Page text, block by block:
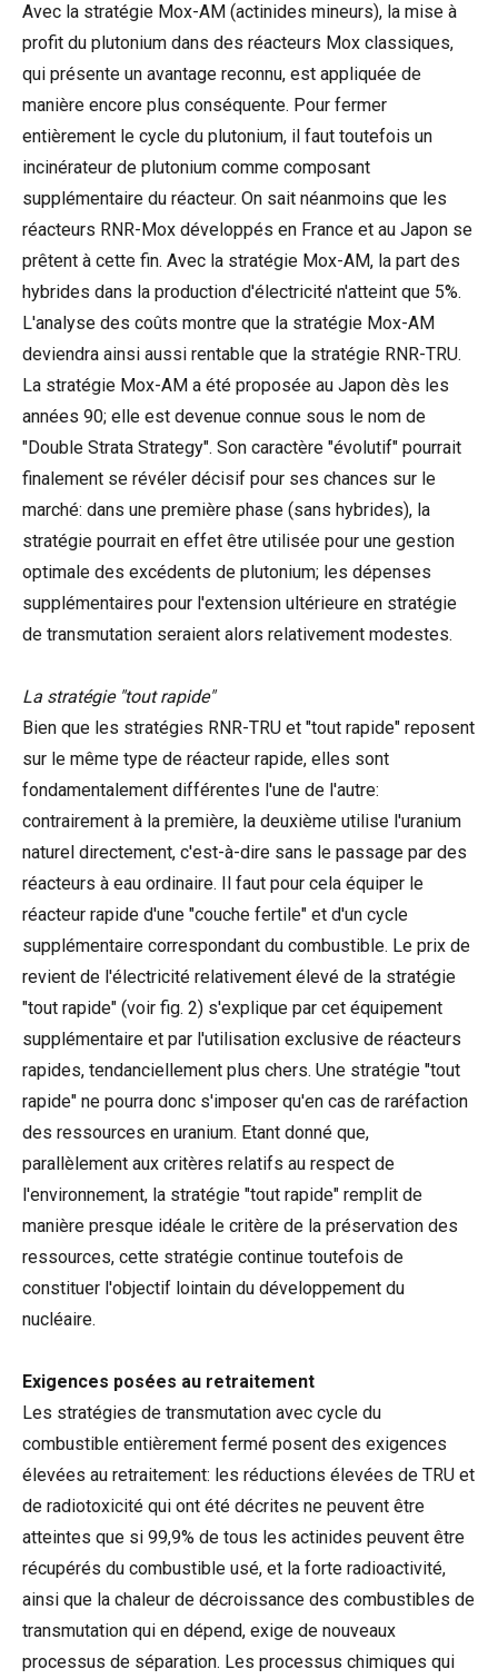
Avec la stratégie Mox-AM (actinides mineurs), la mise à
profit du plutonium dans des réacteurs Mox classiques,
qui présente un avantage reconnu, est appliquée de
manière encore plus conséquente. Pour fermer
entièrement le cycle du plutonium, il faut toutefois un
incinérateur de plutonium comme composant
supplémentaire du réacteur. On sait néanmoins que les
réacteurs RNR-Mox développés en France et au Japon se
prêtent à cette fin. Avec la stratégie Mox-AM, la part des
hybrides dans la production d'électricité n'atteint que 5%.
L'analyse des coûts montre que la stratégie Mox-AM
deviendra ainsi aussi rentable que la stratégie RNR-TRU.
La stratégie Mox-AM a été proposée au Japon dès les
années 90; elle est devenue connue sous le nom de
"Double Strata Strategy". Son caractère "évolutif" pourrait
finalement se révéler décisif pour ses chances sur le
marché: dans une première phase (sans hybrides), la
stratégie pourrait en effet être utilisée pour une gestion
optimale des excédents de plutonium; les dépenses
supplémentaires pour l'extension ultérieure en stratégie
de transmutation seraient alors relativement modestes.
La stratégie "tout rapide"
Bien que les stratégies RNR-TRU et "tout rapide" reposent
sur le même type de réacteur rapide, elles sont
fondamentalement différentes l'une de l'autre:
contrairement à la première, la deuxième utilise l'uranium
naturel directement, c'est-à-dire sans le passage par des
réacteurs à eau ordinaire. Il faut pour cela équiper le
réacteur rapide d'une "couche fertile" et d'un cycle
supplémentaire correspondant du combustible. Le prix de
revient de l'électricité relativement élevé de la stratégie
"tout rapide" (voir fig. 2) s'explique par cet équipement
supplémentaire et par l'utilisation exclusive de réacteurs
rapides, tendanciellement plus chers. Une stratégie "tout
rapide" ne pourra donc s'imposer qu'en cas de raréfaction
des ressources en uranium. Etant donné que,
parallèlement aux critères relatifs au respect de
l'environnement, la stratégie "tout rapide" remplit de
manière presque idéale le critère de la préservation des
ressources, cette stratégie continue toutefois de
constituer l'objectif lointain du développement du
nucléaire.
Exigences posées au retraitement
Les stratégies de transmutation avec cycle du
combustible entièrement fermé posent des exigences
élevées au retraitement: les réductions élevées de TRU et
de radiotoxicité qui ont été décrites ne peuvent être
atteintes que si 99,9% de tous les actinides peuvent être
récupérés du combustible usé, et la forte radioactivité,
ainsi que la chaleur de décroissance des combustibles de
transmutation qui en dépend, exige de nouveaux
processus de séparation. Les processus chimiques qui